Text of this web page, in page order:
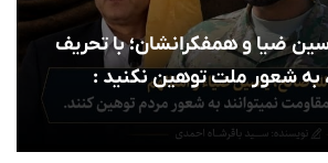
ضیا و همفکرانشان؛ با تحریف
به شعور ملت توهین نکنید :